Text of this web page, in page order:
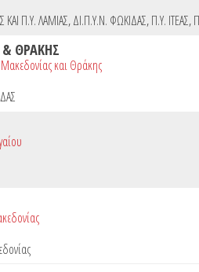
ΚΑΙ Π.Υ. ΛΑΜΙΑΣ,ΔΙ.Π.Υ.Ν. ΦΩΚΙΔΑΣ,Π.Υ. ΙΤΕΑΣ,
ΘΡΑΚΗΣ
και Θράκης